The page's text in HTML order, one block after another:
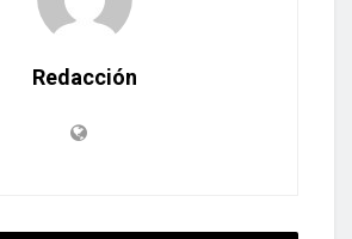
Redacción